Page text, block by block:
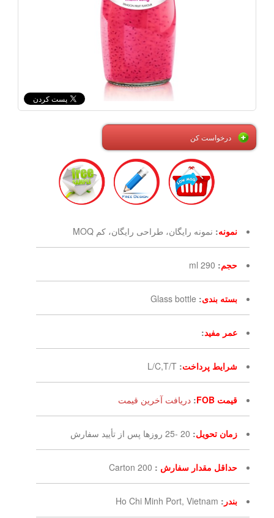
درخواست کن
نمونه: نمونه رایگان، طراحی رایگان، کم MOQ
حجم:
290 ml
بسته بندی:
Glass bottle
عمر مفید:
شرایط پرداخت:
L/C,T/T
قیمت FOB : دریافت آخرین قیمت
زمان تحویل: 20 -25 روزها پس از تأیید سفارش
حداقل مقدار سفارش :
200 Carton
بندر :
Ho Chi Minh Port, Vietnam